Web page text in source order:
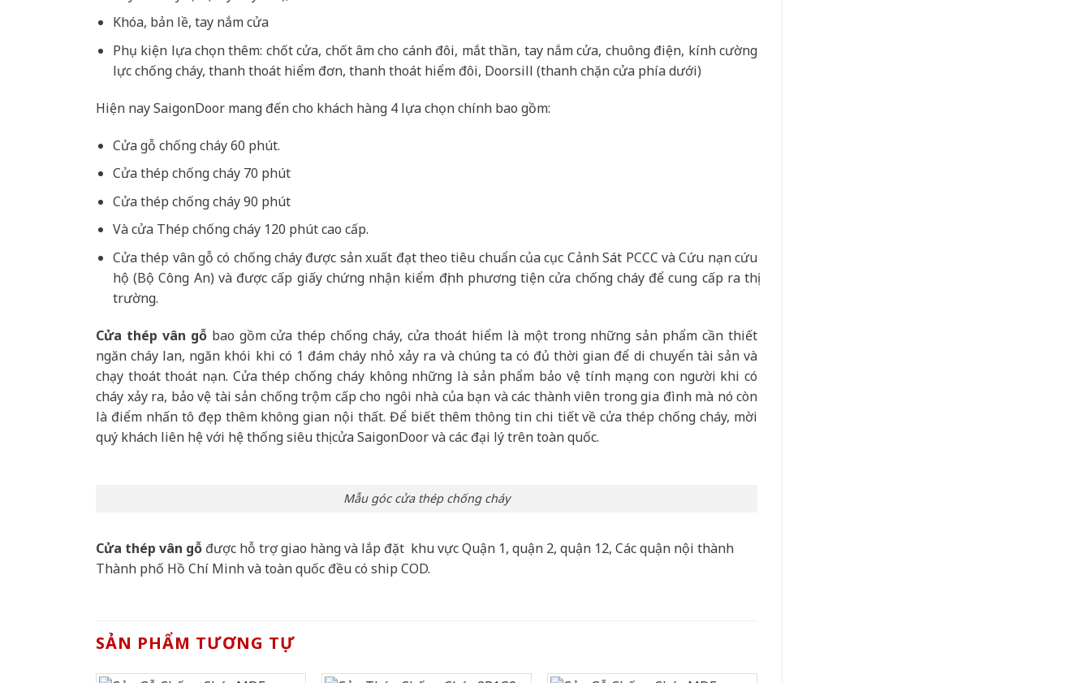
Khóa, bản lề, tay nắm cửa
Phụ kiện lựa chọn thêm: chốt cửa, chốt âm cho cánh đôi, mắt thần, tay nắm cửa, chuông điện, kính cường
lực chống cháy, thanh thoát hiểm đơn, thanh thoát hiểm đôi, Doorsill (thanh chặn cửa phía dưới)
Hiện nay SaigonDoor mang đến cho khách hàng 4 lựa chọn chính bao gồm:
Cửa gỗ chống cháy 60 phút.
Cửa thép chống cháy 70 phút
Cửa thép chống cháy 90 phút
Và cửa Thép chống cháy 120 phút cao cấp.
Cửa thép vân gỗ có chống cháy được sản xuất đạt theo tiêu chuẩn của cục Cảnh Sát PCCC và Cứu nạn cứu
hộ (Bộ Công An) và được cấp giấy chứng nhận kiểm định phương tiện cửa chống cháy để cung cấp ra thị
trường.
Cửa thép vân gỗbao gồm cửa thép chống cháy, cửa thoát hiểm là một trong những sản phẩm cần thiết
ngăn cháy lan, ngăn khói khi có 1 đám cháy nhỏ xảy ra và chúng ta có đủ thời gian để di chuyển tài sản và
chạy thoát thoát nạn. Cửa thép chống cháy không những là sản phẩm bảo vệ tính mạng con người khi có
cháy xảy ra, bảo vệ tài sản chống trộm cấp cho ngôi nhà của bạn và các thành viên trong gia đình mà nó còn
là điểm nhấn tô đẹp thêm không gian nội thất. Để biết thêm thông tin chi tiết về cửa thép chống cháy, mời
quý khách liên hệ với hệ thống siêu thị cửa SaigonDoor và các đại lý trên toàn quốc.
Mẫu góc cửa thép chống cháy
Cửa thép vân gỗ được hỗ trợ giao hàng và lắp đặt khu vực Quận 1, quận 2, quận 12, Các quận nội thành
Thành phố Hồ Chí Minh và toàn quốc đều có ship COD.
SẢN PHẨM TƯƠNG TỰ